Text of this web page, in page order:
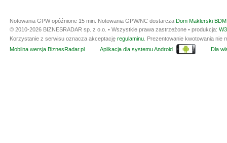
Notowania GPW opóźnione 15 min. Notowania GPW/NC dostarcza Dom Maklerski
© 2010-2026 BIZNESRADAR sp. z o.o. • Wszystkie prawa zastrzeżone • produkcja:
Korzystanie z serwisu oznacza akceptację regulaminu . Prezentowanie kwotowania
Mobilna wersja BiznesRadar.pl
Aplikacja dla systemu Android Dla